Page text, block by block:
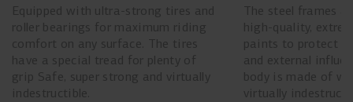
Equipped with ultra-strong tires and
roller bearings for maximum riding
comfort on any surface. The tires
have a special tread for plenty of
grip Safe, super strong and virtually
indestructible.
The steel frames
high-quality,
paints to protect
and external
body is made of
virtually